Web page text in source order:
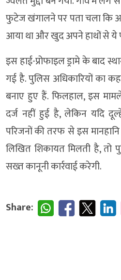
फुटेज खंगालने पर पता चला कि
आया था और खुद अपने हाथों से ये
इस हाई-प्रोफाइल ड्रामे के बाद
गई है. पुलिस अधिकारियों का
बनाए हुए हैं. फिलहाल, इस
दर्ज नहीं हुई है, लेकिन यदि
परिजनों की तरफ से इस
लिखित शिकायत मिलती है, तो
सख्त कानूनी कार्रवाई करेगी.
Share: